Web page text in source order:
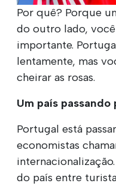
Por quê? Porque
do outro lado,
importante.
lentamente, mas
cheirar as rosas.
Um país
Portugal está
economistas
do país entre